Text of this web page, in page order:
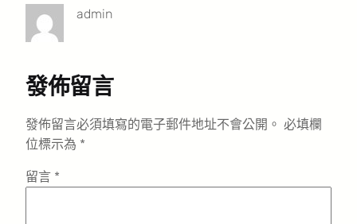
admin
發佈留言
發佈留言必須填寫的電子郵件地址不會公開。 必填欄
位標示為 *
留言 *